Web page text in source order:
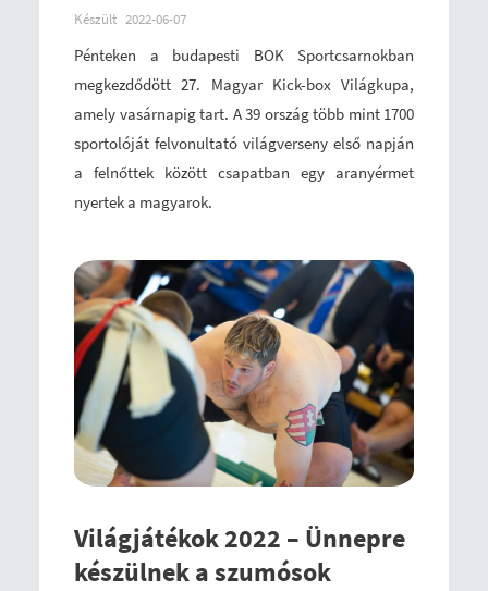
Készült 2022-06-07
Pénteken a budapesti BOK Sportcsarnokban
megkezdődött 27. Magyar Kick-box Világkupa,
amely vasárnapig tart. A 39 ország több mint 1700
sportolóját felvonultató világverseny első napján
a felnőttek között csapatban egy aranyérmet
nyertek a magyarok.
Világjátékok 2022 – Ünnepre
készülnek a szumósok